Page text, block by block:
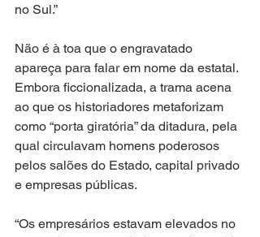
no Sul.”
Não é à toa que o engravatado
apareça para falar em nome da estatal.
Embora ficcionalizada, a trama acena
ao que os historiadores metaforizam
como “porta giratória” da ditadura, pela
qual circulavam homens poderosos
pelos salões do Estado, capital privado
e empresas públicas.
“Os empresários estavam elevados no